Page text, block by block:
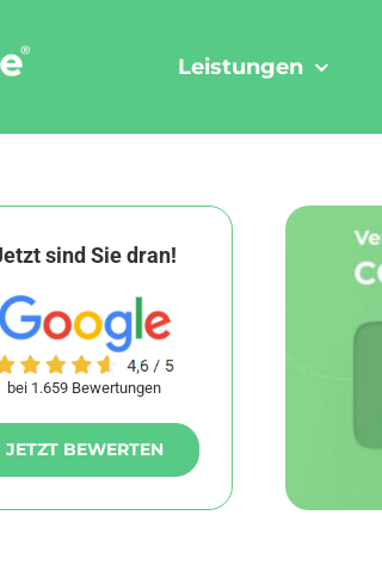
Leistungen
sind Sie dran!
bei 1.659 Bewertungen
JETZT BEWERTEN